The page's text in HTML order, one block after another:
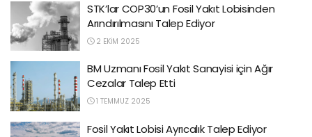
STK’lar COP30’un Fosil Yakıt Lobisinden
Arındırılmasını Talep Ediyor
2 EKIM 2025
BM Uzmanı Fosil Yakıt Sanayisi için Ağır
Cezalar Talep Etti
1 TEMMUZ 2025
Fosil Yakıt Lobisi Ayrıcalık Talep Ediyor